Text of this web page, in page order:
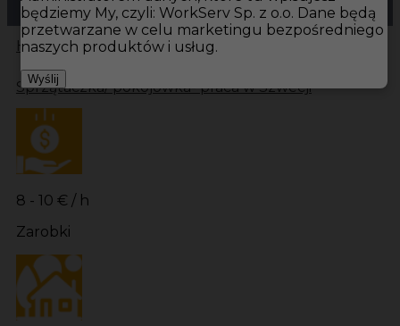
Hotistin Oferty pracyPokojówka Fårö
Sprzątaczka/ pokojówka- praca w Szwecji
8 - 10 € / h
Zarobki
będziemy My, czyli: WorkServ Sp. z o.o. Dane będą
przetwarzane w celu marketingu bezpośredniego
naszych produktów i usług.
Wyślij